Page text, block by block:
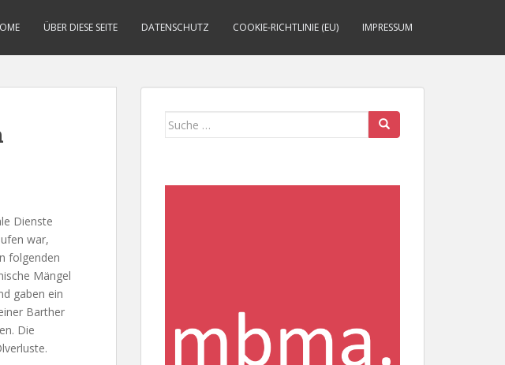
ÜBER DIESE SEITE DATENSCHUTZ COOKIE-RICHTLINIE (EU) IMPRESSUM
Dienste
war,
folgenden
Mängel
gaben ein
Barther
Die
Suche